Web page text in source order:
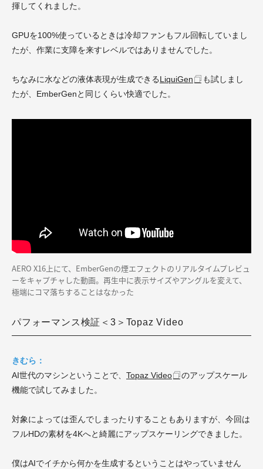
揮してくれました。
GPUを100%使っているときは冷却ファンもフル回転していまし
たが、作業に支障を来すレベルではありませんでした。
ちなみに水などの液体表現が生成できるLiquiGen
も試しまし
たが、EmberGenと同じくらい快適でした。
AERO X16上にて、EmberGenの煙エフェクトのリアルタイムプレビュ
ーをキャプチャした動画。再生中に表示サイズやアングルを変えて、
極端にコマ落ちすることはなかった
パフォーマンス検証＜3＞Topaz Video
きむら：
AI世代のマシンということで、 Topaz Video
のアップスケール
機能で試してみました。
対象によっては歪んでしまったりすることもありますが、今回は
フルHDの素材を4Kへと綺麗にアップスケーリングできました。
僕はAIでイチから何かを生成するということはやっていません